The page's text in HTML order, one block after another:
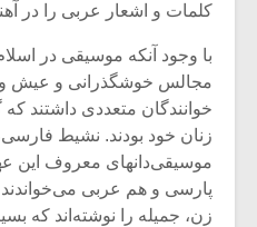
کلمات و اشعار عربی را در
با وجود آنکه موسیقی در
مجالس خوشگذرانی و عیش و
خوانندگان متعددی داشتند که
زنان خود بودند. نشیط
موسیقی‌دانهای معروف این
پارسی و هم عربی
زن، جمیله را نوشته‌اند که
میکلوش روژا
یادداشتی بر
متن فیلم
شیش و نیم»